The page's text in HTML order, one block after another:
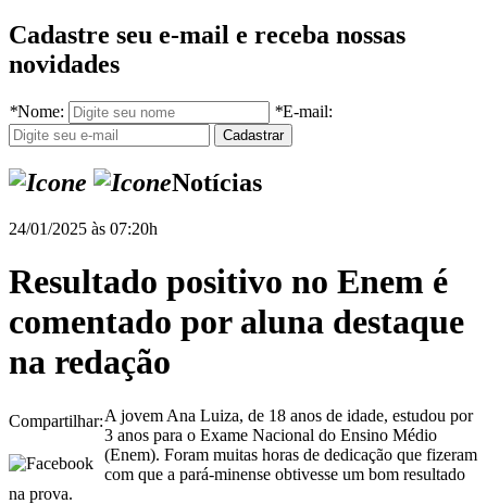
Cadastre seu e-mail e receba nossas
novidades
*Nome: *E-mail:
Notícias
24/01/2025 às 07:20h
Resultado positivo no Enem é
comentado por aluna destaque
na redação
Compartilhar:A jovem Ana Luiza, de 18 anos de idade, estudou por
3 anos para o Exame Nacional do Ensino Médio
(Enem). Foram muitas horas de dedicação que fizeram
com que a pará-minense obtivesse um bom resultado
na prova.